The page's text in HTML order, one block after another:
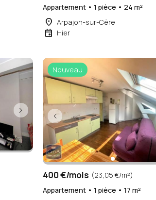
350 €/mois
(14,38 €/m²)
Appartement • 1 pièce • 24 m²
place Arpajon-sur-Cère
event Hier
Nouveau